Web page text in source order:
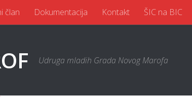
član Dokumentacija Kontakt ŠIC na BIC
Udruga mladih Grada Novog Marofa